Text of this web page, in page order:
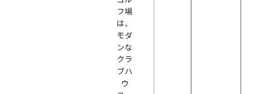
フ場
は、
モダ
ンな
クラ
ブハ
ウ